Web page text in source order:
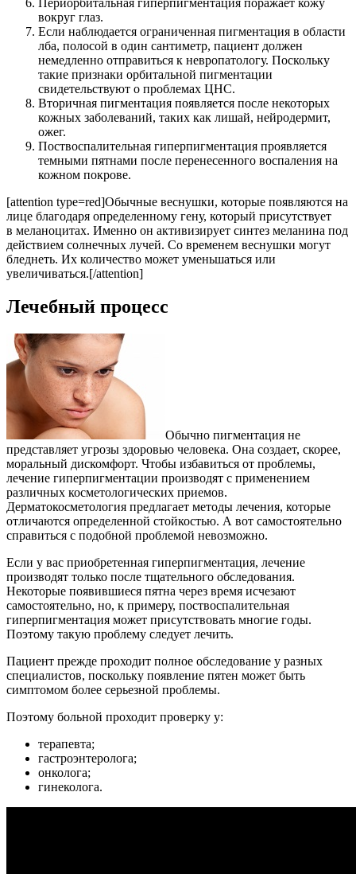
вокруг глаз.
Если наблюдается ограниченная пигментация в области
лба, полосой в один сантиметр, пациент должен
немедленно отправиться к невропатологу. Поскольку
такие признаки орбитальной пигментации
свидетельствуют о проблемах ЦНС.
Вторичная пигментация появляется после некоторых
кожных заболеваний, таких как лишай, нейродермит,
ожег.
Поствоспалительная гиперпигментация проявляется
темными пятнами после перенесенного воспаления на
кожном покрове.
[attention type=red]Обычные веснушки, которые появляются на
лице благодаря определенному гену, который присутствует
в меланоцитах. Именно он активизирует синтез меланина под
действием солнечных лучей. Со временем веснушки могут
бледнеть. Их количество может уменьшаться или
увеличиваться.[/attention]
Лечебный процесс
Обычно пигментация не
представляет угрозы здоровью человека. Она создает, скорее,
моральный дискомфорт. Чтобы избавиться от проблемы,
лечение гиперпигментации производят с применением
различных косметологических приемов.
Дерматокосметология предлагает методы лечения, которые
отличаются определенной стойкостью. А вот самостоятельно
справиться с подобной проблемой невозможно.
Если у вас приобретенная гиперпигментация, лечение
производят только после тщательного обследования.
Некоторые появившиеся пятна через время исчезают
самостоятельно, но, к примеру, поствоспалительная
гиперпигментация может присутствовать многие годы.
Поэтому такую проблему следует лечить.
Пациент прежде проходит полное обследование у разных
специалистов, поскольку появление пятен может быть
симптомом более серьезной проблемы.
Поэтому больной проходит проверку у:
терапевта;
гастроэнтеролога;
онколога;
гинеколога.